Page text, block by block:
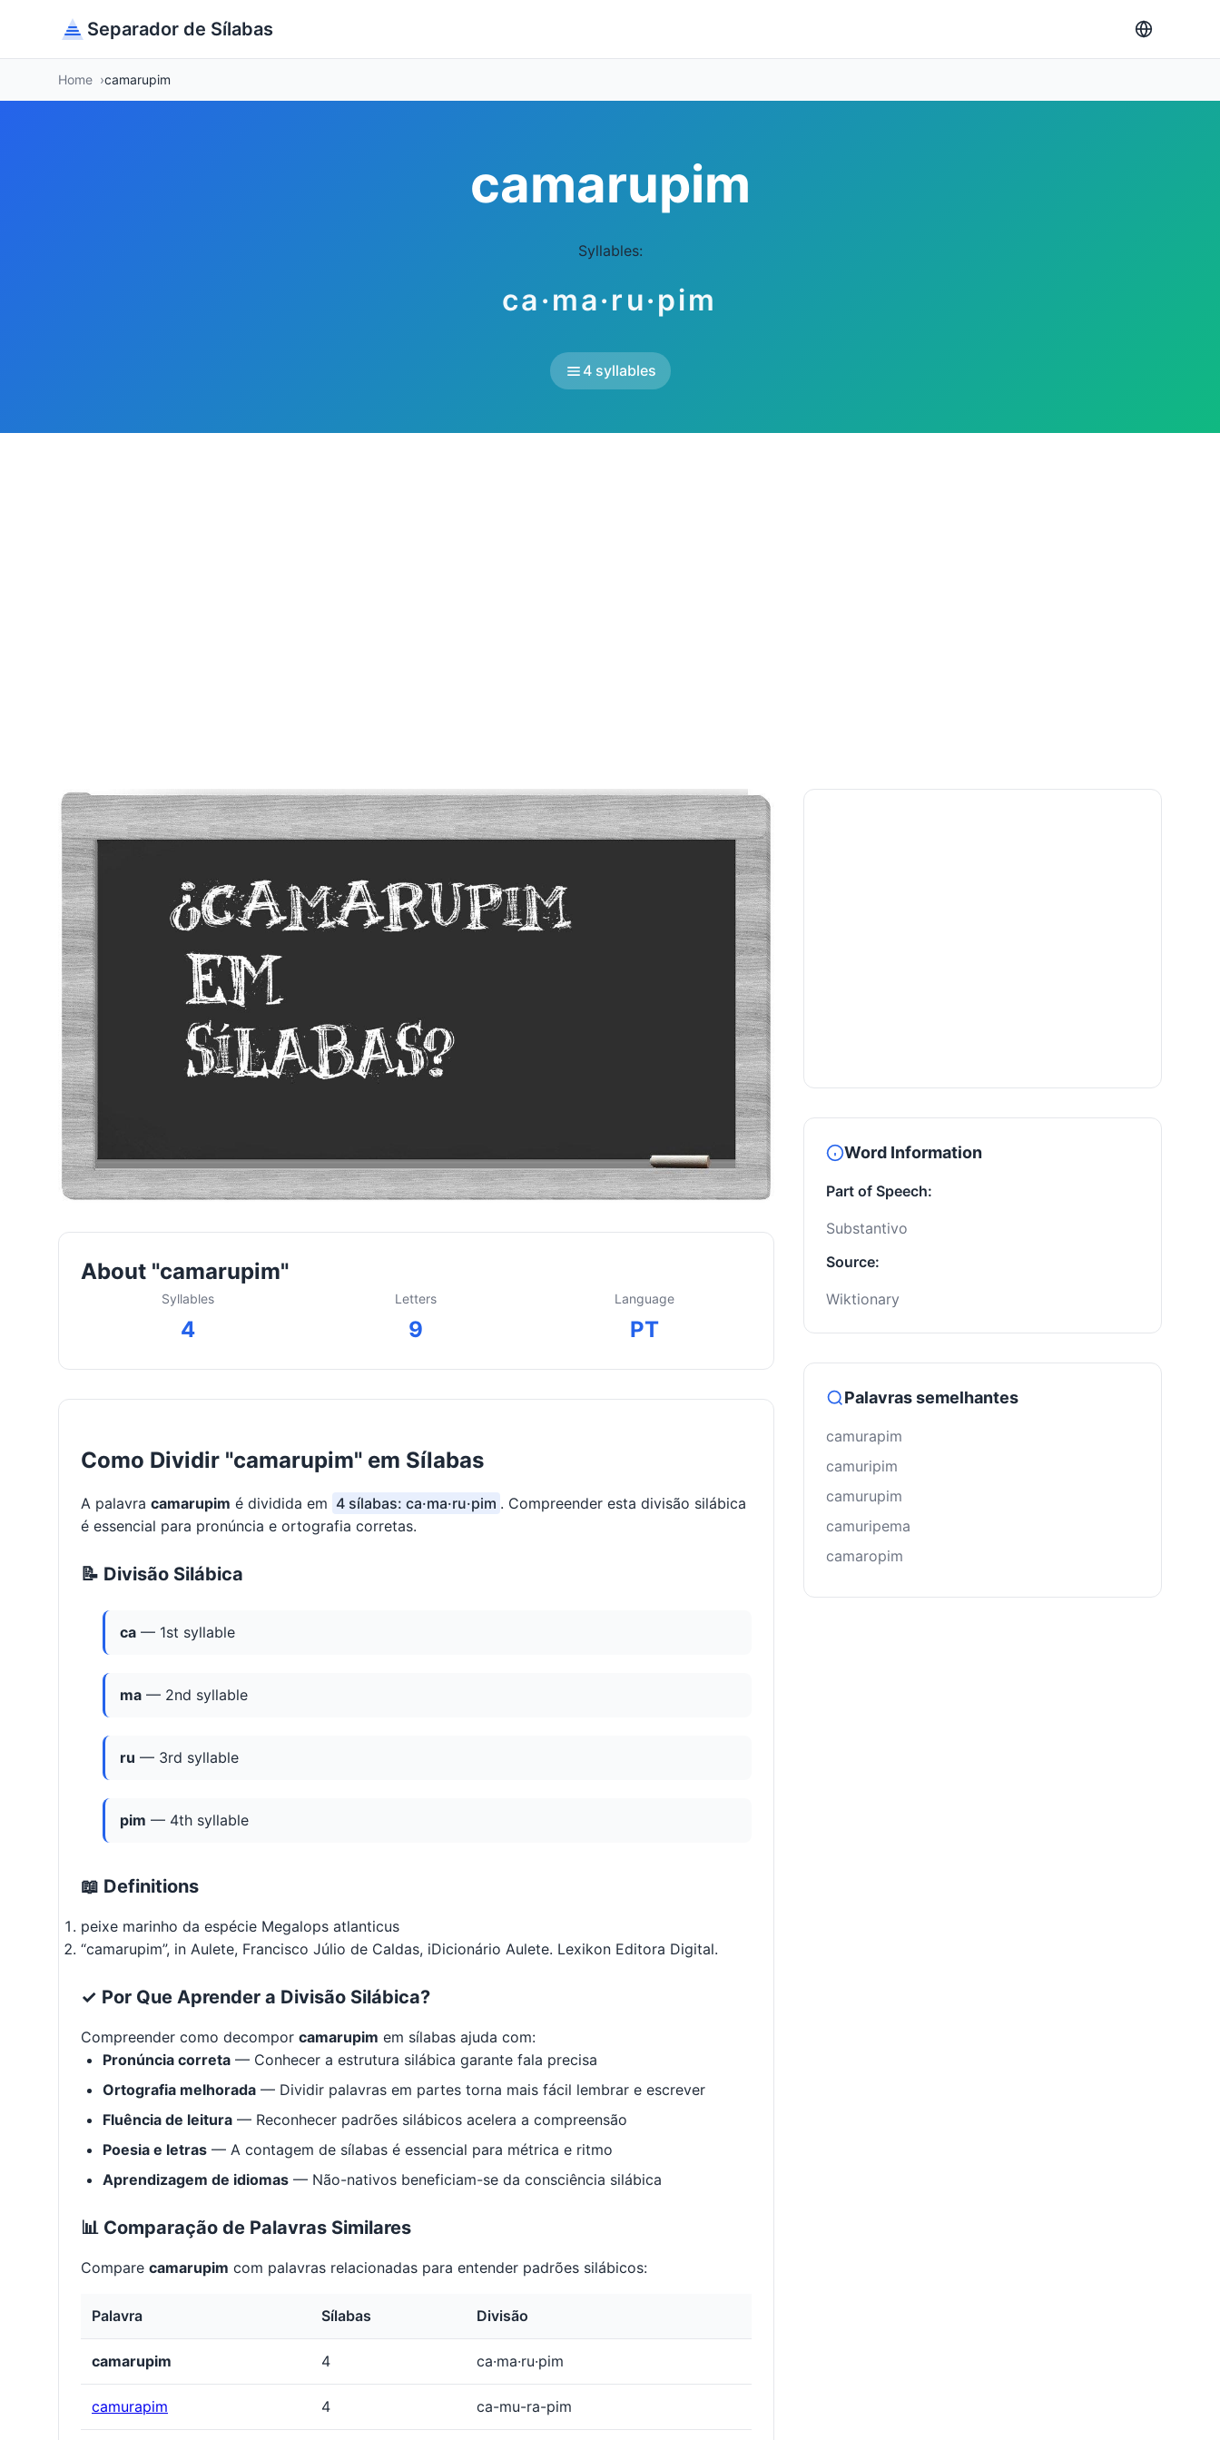
Separador de Sílabas
Home camarupim
camarupim
Syllables:
ca·ma·ru·pim
4 syllables
About "camarupim"
Syllables
4
Letters
9
Language
PT
Como Dividir "camarupim" em Sílabas
A palavra camarupim é dividida em 4 sílabas: ca·ma·ru·pim . Compreender esta divisão silábica
é essencial para pronúncia e ortografia corretas.
📝 Divisão Silábica
ca — 1st syllable
ma — 2nd syllable
ru — 3rd syllable
pim — 4th syllable
📖 Definitions
peixe marinho da espécie Megalops atlanticus
“camarupim”, in Aulete, Francisco Júlio de Caldas, iDicionário Aulete. Lexikon Editora Digital.
✓ Por Que Aprender a Divisão Silábica?
Compreender como decompor camarupim em sílabas ajuda com:
Pronúncia correta — Conhecer a estrutura silábica garante fala precisa
Ortografia melhorada — Dividir palavras em partes torna mais fácil lembrar e escrever
Fluência de leitura — Reconhecer padrões silábicos acelera a compreensão
Poesia e letras — A contagem de sílabas é essencial para métrica e ritmo
Aprendizagem de idiomas — Não-nativos beneficiam-se da consciência silábica
📊 Comparação de Palavras Similares
Compare camarupim com palavras relacionadas para entender padrões silábicos:
Palavra Sílabas Divisão
camarupim 4 ca·ma·ru·pim
camurapim 4 ca-mu-ra-pim
Word Information
Part of Speech:
Substantivo
Source:
Wiktionary
Palavras semelhantes
camurapim
camuripim
camurupim
camuripema
camaropim